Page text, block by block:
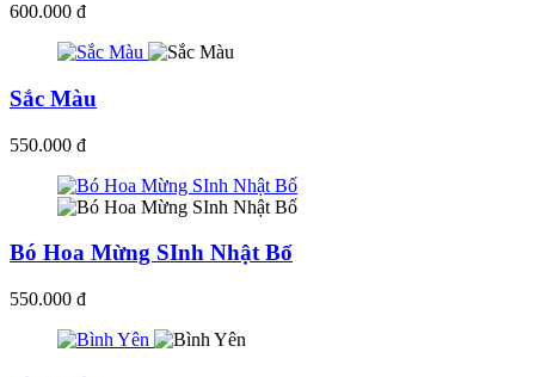
600.000 đ
Sắc Màu
550.000 đ
Bó Hoa Mừng SInh Nhật Bố
550.000 đ